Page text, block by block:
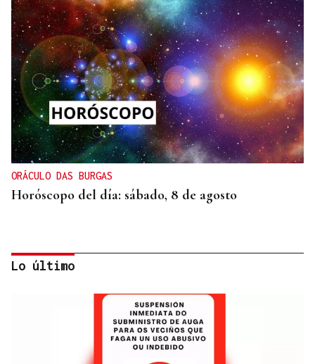
ORÁCULO DAS BURGAS
Horóscopo del día: sábado, 8 de agosto
Lo último